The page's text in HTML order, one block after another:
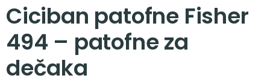
Ciciban patofne Fisher
494 – patofne za
dečaka